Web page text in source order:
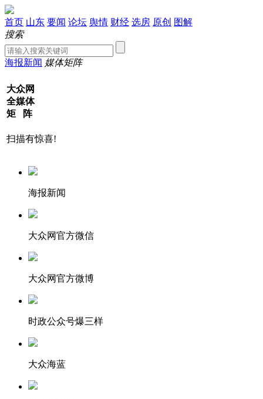
首页 山东 要闻 论坛 舆情 财经 选房 原创 图解
搜索
海报新闻 媒体矩阵
大众网
全媒体
矩 阵
扫描有惊喜!
海报新闻
大众网官方微信
大众网官方微博
时政公众号爆三样
大众海蓝